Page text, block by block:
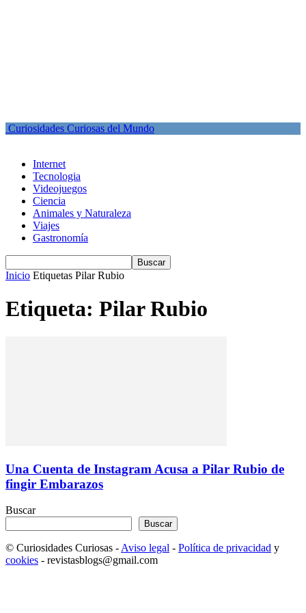
Curiosidades Curiosas del Mundo
Internet
Tecnologia
Videojuegos
Ciencia
Animales y Naturaleza
Viajes
Gastronomía
Inicio Etiquetas Pilar Rubio
Etiqueta: Pilar Rubio
Una Cuenta de Instagram Acusa a Pilar Rubio de
fingir Embarazos
Buscar
Buscar
© Curiosidades Curiosas - Aviso legal - Política de privacidad y
cookies - revistasblogs@gmail.com